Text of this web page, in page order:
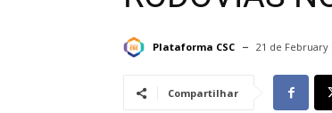
Plataforma CSC 21 de February
Compartilhar